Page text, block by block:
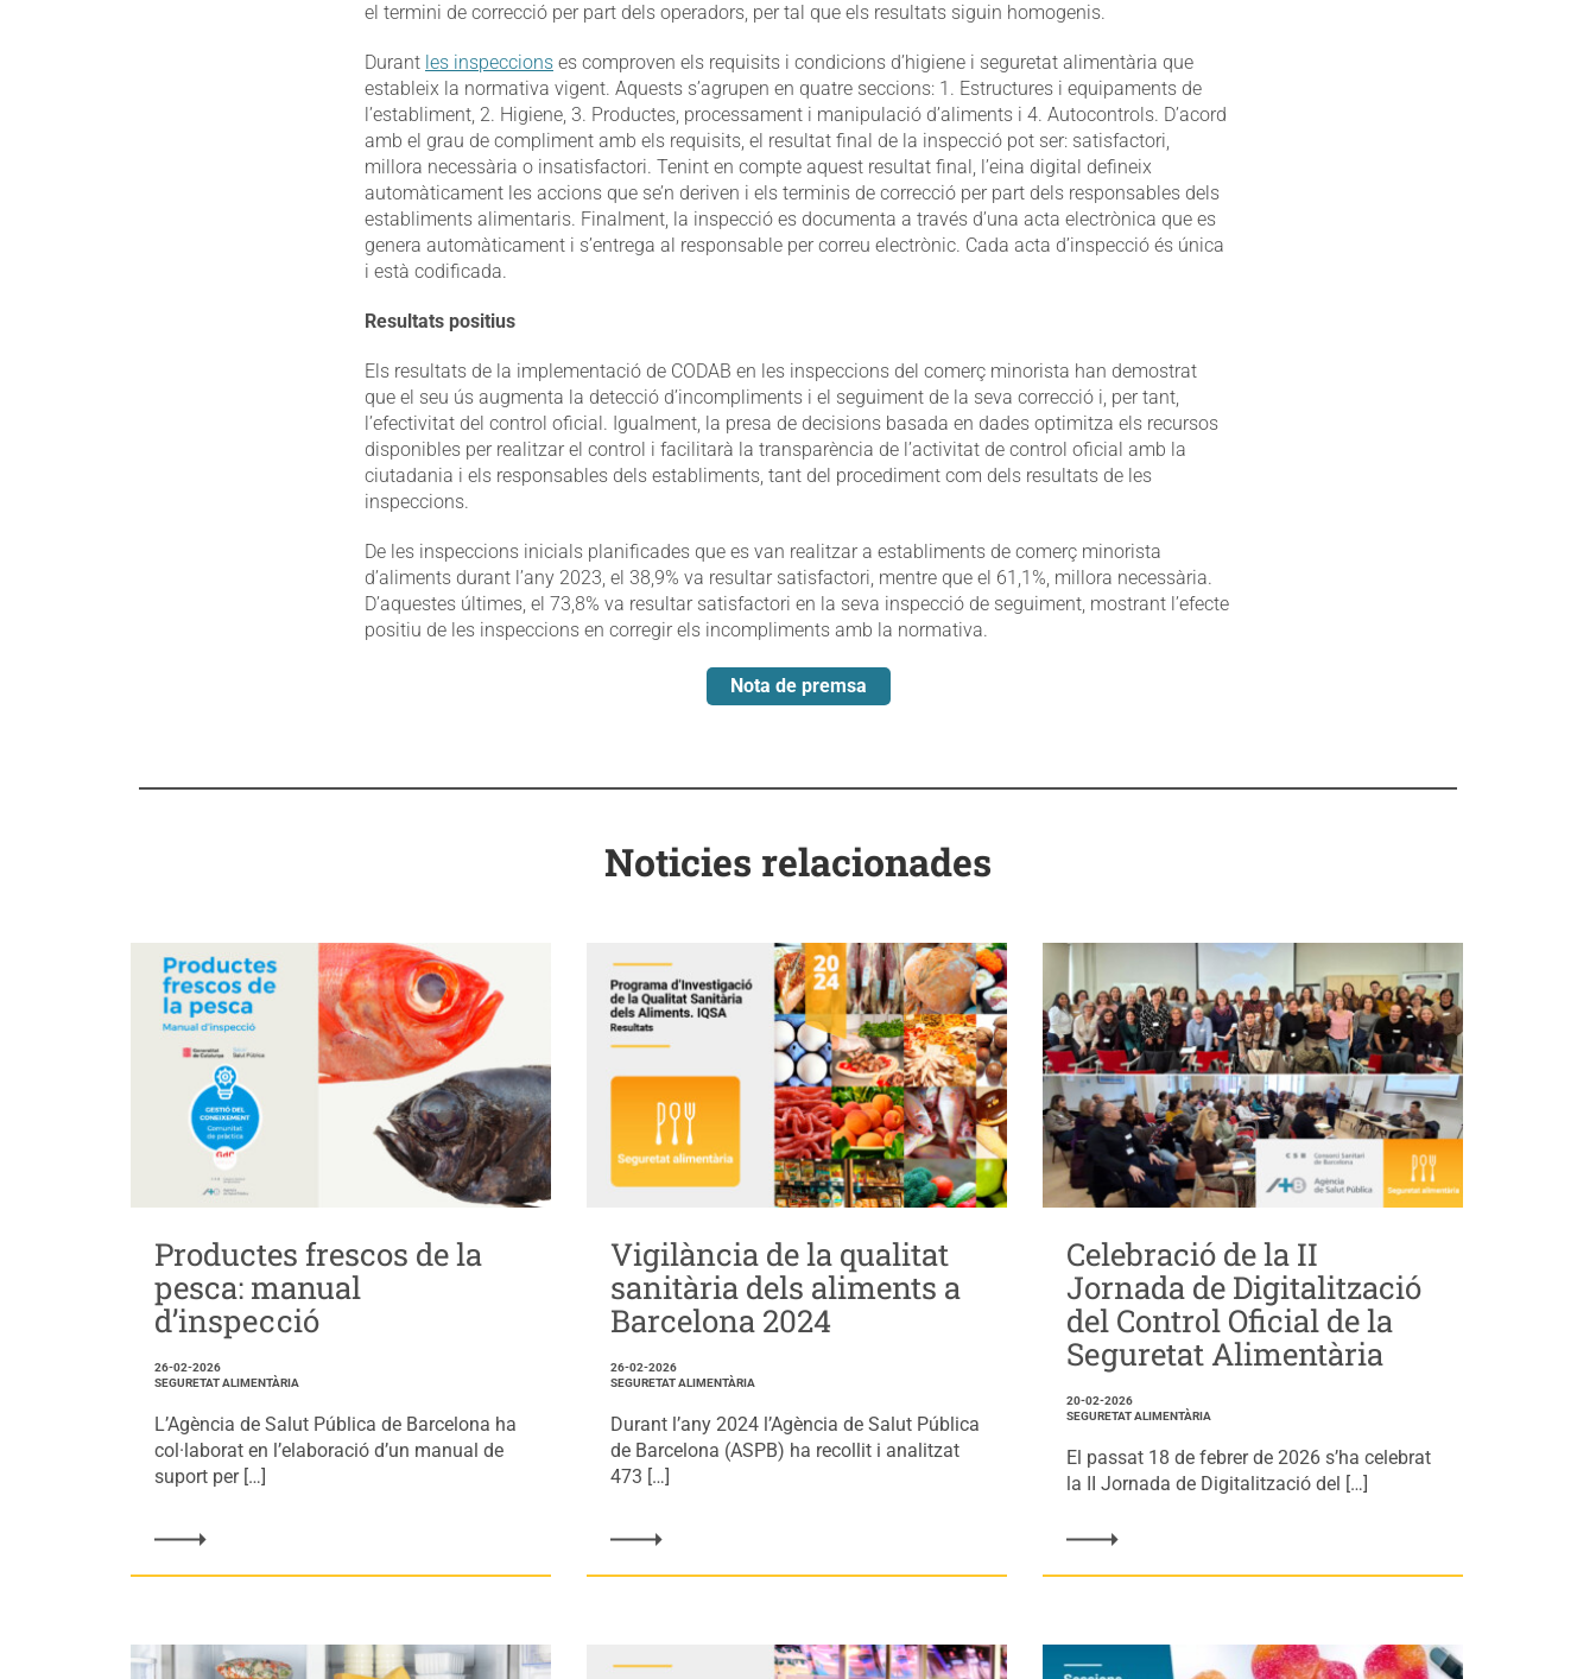
el termini de correcció per part dels operadors, per tal que els resultats siguin homogenis.
Durant les inspeccions es comproven els requisits i condicions d’higiene i seguretat alimentària que
estableix la normativa vigent. Aquests s’agrupen en quatre seccions: 1. Estructures i equipaments de
l’establiment, 2. Higiene, 3. Productes, processament i manipulació d’aliments i 4. Autocontrols. D’acord
amb el grau de compliment amb els requisits, el resultat final de la inspecció pot ser: satisfactori,
millora necessària o insatisfactori. Tenint en compte aquest resultat final, l’eina digital defineix
automàticament les accions que se’n deriven i els terminis de correcció per part dels responsables dels
establiments alimentaris. Finalment, la inspecció es documenta a través d’una acta electrònica que es
genera automàticament i s’entrega al responsable per correu electrònic. Cada acta d’inspecció és única
i està codificada.
Resultats positius
Els resultats de la implementació de CODAB en les inspeccions del comerç minorista han demostrat
que el seu ús augmenta la detecció d’incompliments i el seguiment de la seva correcció i, per tant,
l’efectivitat del control oficial. Igualment, la presa de decisions basada en dades optimitza els recursos
disponibles per realitzar el control i facilitarà la transparència de l’activitat de control oficial amb la
ciutadania i els responsables dels establiments, tant del procediment com dels resultats de les
inspeccions.
De les inspeccions inicials planificades que es van realitzar a establiments de comerç minorista
d’aliments durant l’any 2023, el 38,9% va resultar satisfactori, mentre que el 61,1%, millora necessària.
D’aquestes últimes, el 73,8% va resultar satisfactori en la seva inspecció de seguiment, mostrant l’efecte
positiu de les inspeccions en corregir els incompliments amb la normativa.
Nota de premsa
Noticies relacionades
Productes frescos de la
pesca: manual
d’inspecció
26-02-2026
SEGURETAT ALIMENTÀRIA
L’Agència de Salut Pública de Barcelona ha
col·laborat en l’elaboració d’un manual de
suport per […]
Vigilància de la qualitat
sanitària dels aliments a
Barcelona 2024
26-02-2026
SEGURETAT ALIMENTÀRIA
Durant l’any 2024 l’Agència de Salut Pública
de Barcelona (ASPB) ha recollit i analitzat
473 […]
Celebració de la II
Jornada de Digitalització
del Control Oficial de la
Seguretat Alimentària
20-02-2026
SEGURETAT ALIMENTÀRIA
El passat 18 de febrer de 2026 s’ha celebrat
la II Jornada de Digitalització del […]